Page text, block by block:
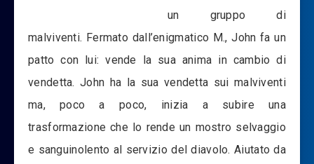
un gruppo di
malviventi. Fermato dall’enigmatico M., John fa un
patto con lui: vende la sua anima in cambio di
vendetta. John ha la sua vendetta sui malviventi
ma, poco a poco, inizia a subire una
trasformazione che lo rende un mostro selvaggio
e sanguinolento al servizio del diavolo. Aiutato da